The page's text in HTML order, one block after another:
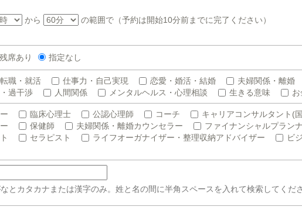
から
の範囲で（予約は開始10分前までに完了ください）
席あり 指定なし
職・就活 仕事力・自己実現 恋愛・婚活・結婚 夫婦関係・離婚
過干渉
人間関係 メンタルヘルス・心理相談 生きる意味
臨床心理士 公認心理師 コーチ キャリアコンサルタント(
保健師 夫婦関係・離婚カウンセラー ファイナンシャルプラン
セラピスト ライフオーガナイザー・整理収納アドバイザー ビ
とカタカナまたは漢字のみ。姓と名の間に半角スペースを入れて検索してくださ